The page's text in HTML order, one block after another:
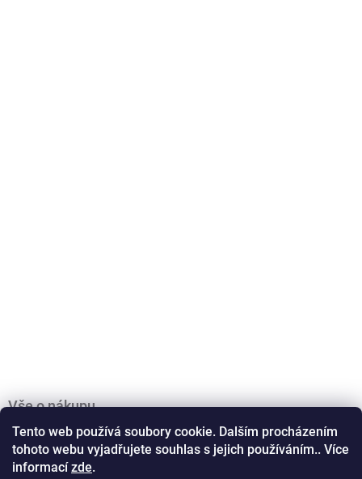
Tento web používá soubory cookie. Dalším procházením
tohoto webu vyjadřujete souhlas s jejich používáním.. Více
informacízde.
Vše o nákupu
Obchodní podmínky
Podmínky ochrany osobních údajů
Doprava a platba